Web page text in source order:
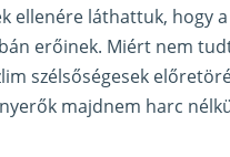
ellenére láthattuk, hogy
erőinek. Miért nem
szélsőségesek
majdnem harc